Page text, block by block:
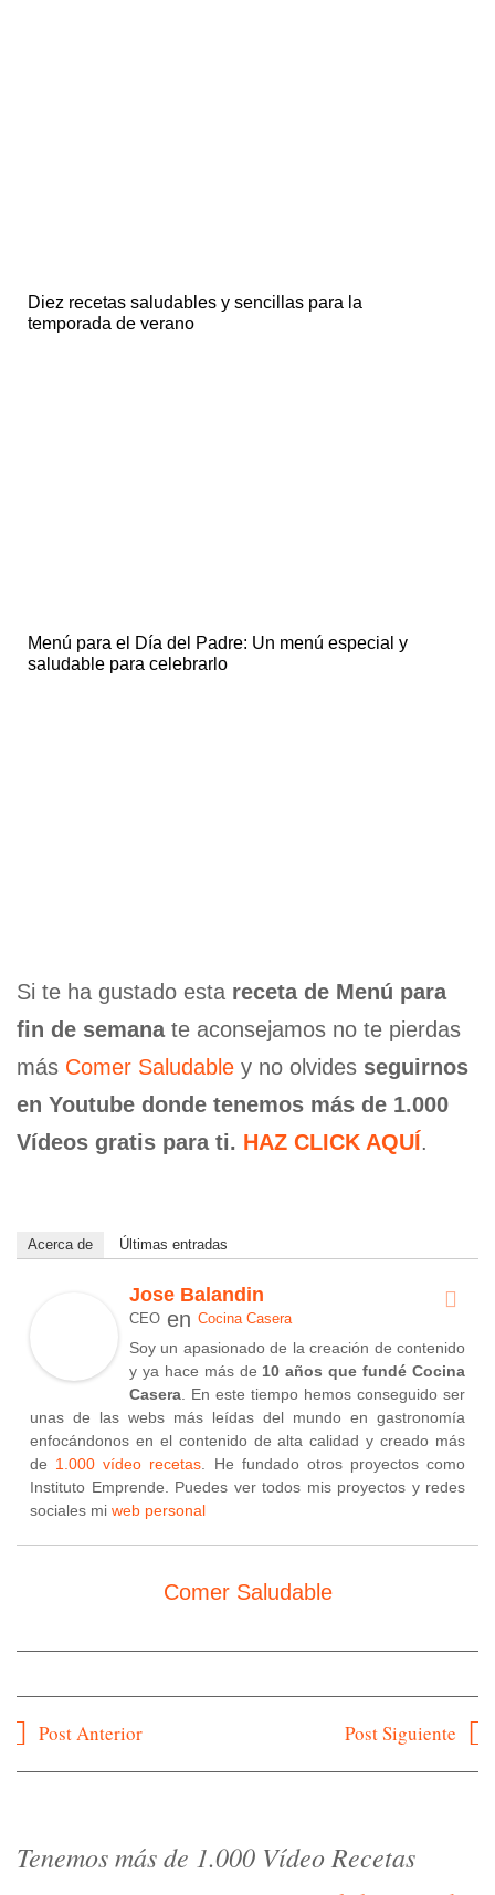
Diez recetas saludables y sencillas para la
temporada de verano
Menú para el Día del Padre: Un menú especial y
saludable para celebrarlo
Si te ha gustado esta receta de Menú para
fin de semanate aconsejamos no te pierdas
más Comer Saludable y no olvides seguirnos
en Youtube donde tenemos más de 1.000
Vídeos gratis para ti. HAZ CLICK AQUÍ.
Acerca de Últimas entradas
Jose Balandin
CEO en Cocina Casera
Soy un apasionado de la creación de contenido
y ya hace más de 10 años que fundé Cocina
Casera. En este tiempo hemos conseguido ser
unas de las webs más leídas del mundo en gastronomía
enfocándonos en el contenido de alta calidad y creado más
de 1.000 vídeo recetas. He fundado otros proyectos como
Instituto Emprende. Puedes ver todos mis proyectos y redes
sociales mi web personal
Comer Saludable
Navegación
Post Anterior Post Siguiente
Tenemos más de 1.000 Vídeo Recetas